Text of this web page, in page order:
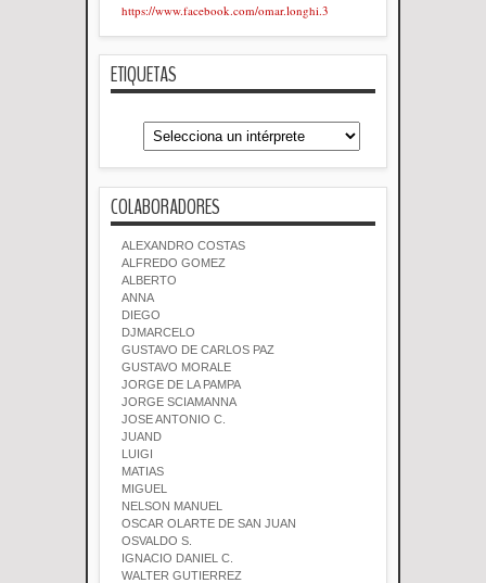
https://www.facebook.com/omar.longhi.3
ETIQUETAS
COLABORADORES
ALEXANDRO COSTAS
ALFREDO GOMEZ
ALBERTO
ANNA
DIEGO
DJMARCELO
GUSTAVO DE CARLOS PAZ
GUSTAVO MORALE
JORGE DE LA PAMPA
JORGE SCIAMANNA
JOSE ANTONIO C.
JUAND
LUIGI
MATIAS
MIGUEL
NELSON MANUEL
OSCAR OLARTE DE SAN JUAN
OSVALDO S.
IGNACIO DANIEL C.
WALTER GUTIERREZ